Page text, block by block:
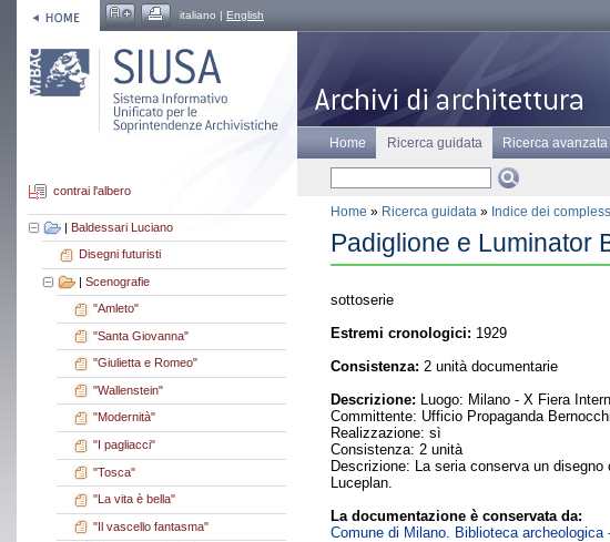
italiano | English
contrai l'albero
| Baldessari Luciano
Disegni futuristi
| Scenografie
"Amleto"
"Santa Giovanna"
"Giulietta e Romeo"
"Wallenstein"
"Modernità"
"I pagliacci"
"Tosca"
"La vita è bella"
"Il vascello fantasma"
Home Ricerca guidata Ricerca avanzata
Home » Ricerca guidata » Indice dei
Padiglione e Luminator
sottoserie
Estremi cronologici: 1929
Consistenza: 2 unità documentarie
Descrizione: Luogo: Milano - X Fiera
Committente: Ufficio Propaganda
Realizzazione: sì
Consistenza: 2 unità
Descrizione: La seria conserva un
Luceplan.
La documentazione è conservata da:
Comune di Milano. Biblioteca